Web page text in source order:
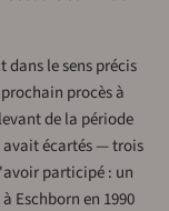
le sens précis
procès à
de la période
avait écartés — trois
participé : un
Eschborn en 1990